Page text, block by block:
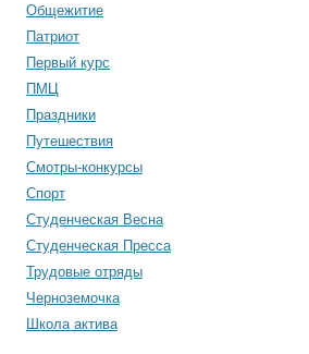
Общежитие
Патриот
Первый курс
ПМЦ
Праздники
Путешествия
Смотры-конкурсы
Спорт
Студенческая Весна
Студенческая Пресса
Трудовые отряды
Черноземочка
Школа актива